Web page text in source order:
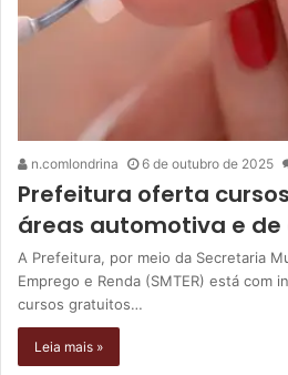
n.comlondrina 6 de outubro de 2025
Prefeitura oferta
áreas automotiva e
A Prefeitura, por meio da Secretaria
Emprego e Renda (SMTER) está com
cursos gratuitos…
Leia mais »